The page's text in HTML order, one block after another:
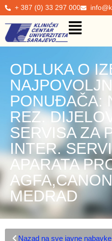
+ 387 (0) 33 297 000
ODLUKA O
PONUĐAČA:
REZ.
SERVISA ZA
INTER.
APARATA
MEDRAD
Nazad na sve javne nabavke